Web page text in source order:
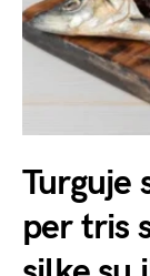
Turguje
per tris